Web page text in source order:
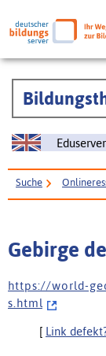
Eduserver
Suche
Gebirge
h t t p s : / / w o r l d - g
s . h t m l
[ Link